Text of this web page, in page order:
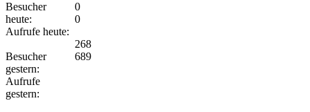
Besucher
heute:
Aufrufe heute:
Besucher
gestern:
Aufrufe
gestern:
0
0
268
689